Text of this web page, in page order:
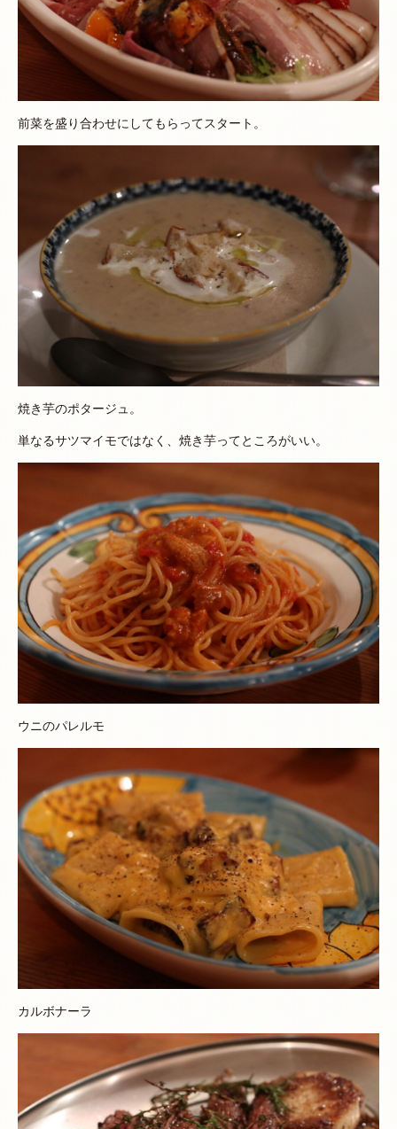
前菜を盛り合わせにしてもらってスタート。
焼き芋のポタージュ。
単なるサツマイモではなく、焼き芋ってところがいい。
ウニのパレルモ
カルボナーラ